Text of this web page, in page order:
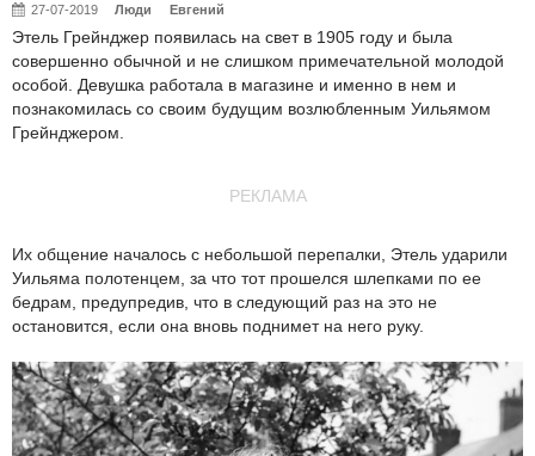
27-07-2019 Люди Евгений
Этель Грейнджер появилась на свет в 1905 году и была
совершенно обычной и не слишком примечательной молодой
особой. Девушка работала в магазине и именно в нем и
познакомилась со своим будущим возлюбленным Уильямом
Грейнджером.
РЕКЛАМА
Их общение началось с небольшой перепалки, Этель ударили
Уильяма полотенцем, за что тот прошелся шлепками по ее
бедрам, предупредив, что в следующий раз на это не
остановится, если она вновь поднимет на него руку.